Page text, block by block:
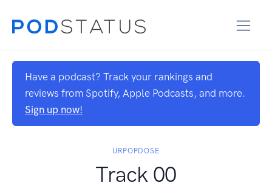
Have a podcast? Track your rankings and
reviews from Spotify, Apple Podcasts, and more.
Sign up now!
URPOPDOSE
Track 00